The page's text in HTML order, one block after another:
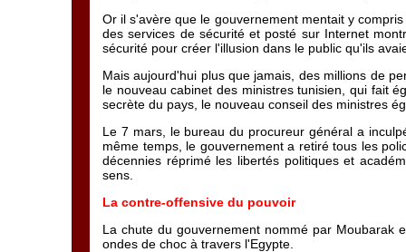
Or il s'avère que le gouvernement mentait y
des services de sécurité et posté sur Internet
sécurité pour créer l'illusion dans le public qu'ils
Mais aujourd'hui plus que jamais, des millions de
le nouveau cabinet des ministres tunisien, qui fait
secrète du pays, le nouveau conseil des ministres
Le 7 mars, le bureau du procureur général a
même temps, le gouvernement a retiré tous les
décennies réprimé les libertés politiques et
sens.
La contre-offensive du pouvoir
La chute du gouvernement nommé par Moubarak
ondes de choc à travers l'Egypte.